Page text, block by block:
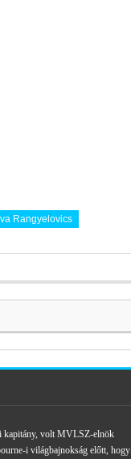
Rangyelovics
kapitány, volt MVLSZ-elnök
i világbajnokság előtt, hogy